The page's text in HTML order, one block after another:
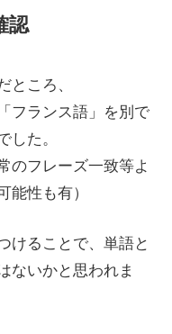
認
ころ、
フランス語」を別で
た。
のフレーズ一致等よ
性も有）
けることで、単語と
ないかと思われま